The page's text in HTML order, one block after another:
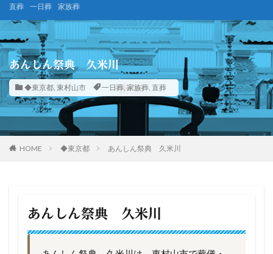
直葬 一日葬 家族葬
あんしん祭典 久米川
◆東京都, 東村山市 一日葬, 家族葬, 直葬
HOME ◆東京都 あんしん祭典 久米川
あんしん祭典 久米川